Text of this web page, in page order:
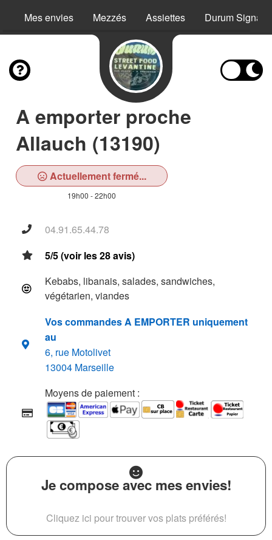
Mes envies Mezzés Assiettes Durum
A emporter proche
Allauch (13190)
Actuellement fermé...
19h00 - 22h00
04.91.65.44.78
5/5 (voir les 28 avis)
Kebabs, libanais, salades, sandwiches,
végétarien, viandes
Vos commandes A EMPORTER uniquement
au
6, rue Motolivet
13004 Marseille
Moyens de paiement :
Je compose avec mes envies!
Cliquez ici pour trouver vos plats préférés!